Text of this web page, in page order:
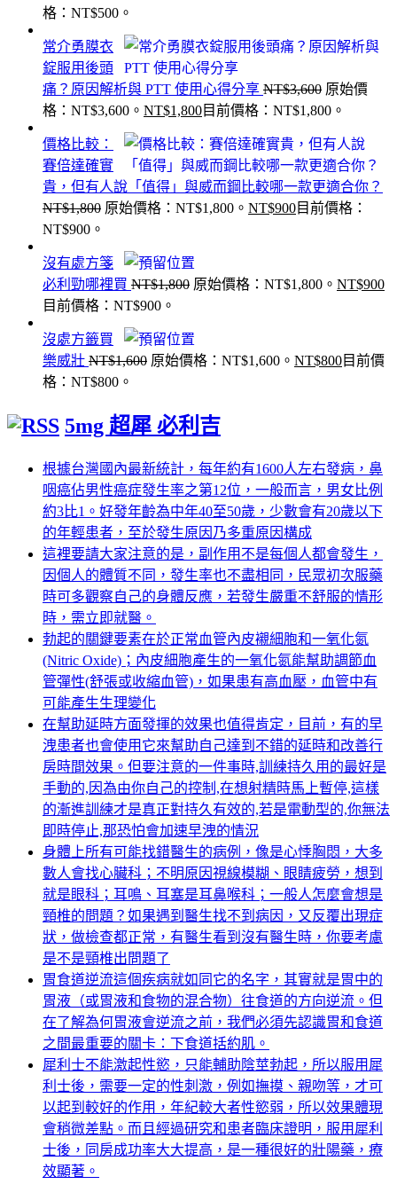
格：NT$500。
常介勇膜衣
錠服用後頭
痛？原因解析與 PTT 使用心得分享 NT$3,600 原始價
格：NT$3,600。 NT$1,800目前價格：NT$1,800。
價格比較：
賽倍達確實
貴，但有人說「值得」與威而鋼比較哪一款更適合你？
NT$1,800 原始價格：NT$1,800。 NT$900目前價格：
NT$900。
沒有處方箋
必利勁哪裡買 NT$1,800 原始價格：NT$1,800。 NT$900
目前價格：NT$900。
沒處方籤買
樂威壯 NT$1,600 原始價格：NT$1,600。 NT$800目前價
格：NT$800。
5mg 超犀 必利吉
根據台灣國內最新統計，每年約有1600人左右發病，鼻
咽癌佔男性癌症發生率之第12位，一般而言，男女比例
約3比1。好發年齡為中年40至50歲，少數會有20歲以下
的年輕患者，至於發生原因乃多重原因構成
這裡要請大家注意的是，副作用不是每個人都會發生，
因個人的體質不同，發生率也不盡相同，民眾初次服藥
時可多觀察自己的身體反應，若發生嚴重不舒服的情形
時，需立即就醫。
勃起的關鍵要素在於正常血管內皮襯細胞和一氧化氮
(Nitric Oxide)；內皮細胞產生的一氧化氮能幫助調節血
管彈性(舒張或收縮血管)，如果患有高血壓，血管中有
可能產生生理變化
在幫助延時方面發揮的效果也值得肯定，目前，有的早
洩患者也會使用它來幫助自己達到不錯的延時和改善行
房時間效果。但要注意的一件事時,訓練持久用的最好是
手動的,因為由你自己的控制,在想射精時馬上暫停,這樣
的漸進訓練才是真正對持久有效的,若是電動型的,你無法
即時停止,那恐怕會加速早洩的情況
身體上所有可能找錯醫生的病例，像是心悸胸悶，大多
數人會找心臟科；不明原因視線模糊、眼睛疲勞，想到
就是眼科；耳鳴、耳塞是耳鼻喉科；一般人怎麼會想是
頸椎的問題？如果遇到醫生找不到病因，又反覆出現症
狀，做檢查都正常，有醫生看到沒有醫生時，你要考慮
是不是頸椎出問題了
胃食道逆流這個疾病就如同它的名字，其實就是胃中的
胃液（或胃液和食物的混合物）往食道的方向逆流。但
在了解為何胃液會逆流之前，我們必須先認識胃和食道
之間最重要的關卡：下食道括約肌。
犀利士不能激起性慾，只能輔助陰莖勃起，所以服用犀
利士後，需要一定的性刺激，例如撫摸、親吻等，才可
以起到較好的作用，年紀較大者性慾弱，所以效果體現
會稍微差點。而且經過研究和患者臨床證明，服用犀利
士後，同房成功率大大提高，是一種很好的壯陽藥，療
效顯著。